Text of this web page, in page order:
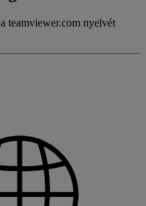
teamviewer.com nyelvét